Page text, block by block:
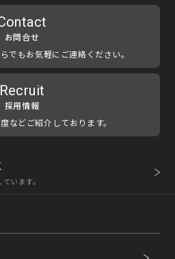
お問合せ
でもお気軽にご連絡ください。
Recruit
採用情報
などご紹介しております。
います。